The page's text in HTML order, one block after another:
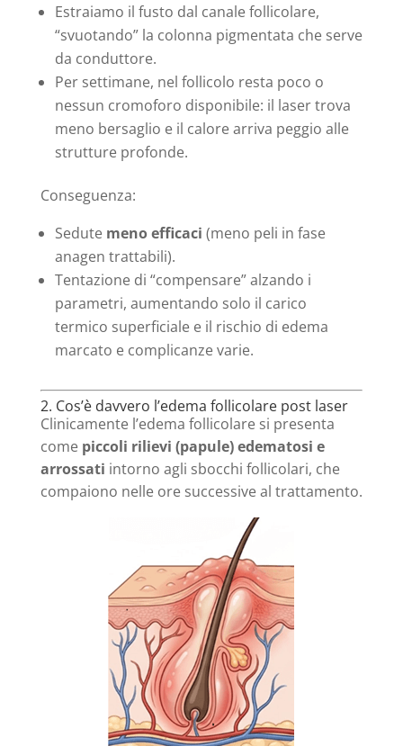
Estraiamo il fusto dal canale follicolare,
“svuotando” la colonna pigmentata che serve
da conduttore.
Per settimane, nel follicolo resta poco o
nessun cromoforo disponibile: il laser trova
meno bersaglio e il calore arriva peggio alle
strutture profonde.
Conseguenza:
Sedute meno efficaci (meno peli in fase
anagen trattabili).
Tentazione di “compensare” alzando i
parametri, aumentando solo il carico
termico superficiale e il rischio di edema
marcato e complicanze varie.
2. Cos’è davvero l’edema follicolare post laser
Clinicamente l’edema follicolare si presenta
come piccoli rilievi (papule) edematosi e
arrossati intorno agli sbocchi follicolari, che
compaiono nelle ore successive al trattamento.